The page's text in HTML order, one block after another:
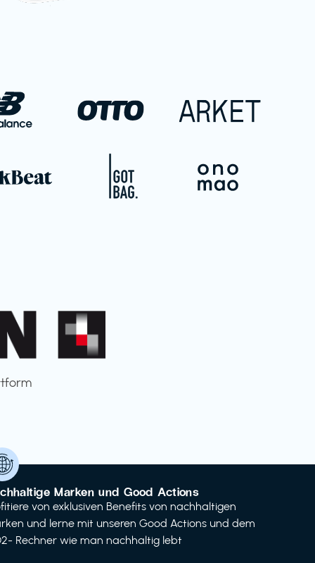
Marken und Good Actions
von exklusiven Benefits von nachhaltigen
und lerne mit unseren Good Actions und dem
Rechner wie man nachhaltig lebt